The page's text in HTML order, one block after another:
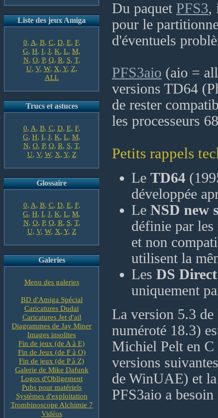
Liste des jeux Amiga
0, A, B, C, D, E, F,
G, H, I, J, K, L, M,
N, O, P, Q, R, S, T,
U, V, W, X, Y, Z,
ALL
Trucs et astuces
0, A, B, C, D, E, F,
G, H, I, J, K, L, M,
N, O, P, Q, R, S, T,
U, V, W, X, Y, Z
Glossaire
0, A, B, C, D, E, F,
G, H, I, J, K, L, M,
N, O, P, Q, R, S, T,
U, V, W, X, Y, Z
Galeries
Menu des galeries
BD d'Amiga Spécial
Caricatures Dudai
Caricatures Jet d'ail
Diagrammes de Jay Miner
Images insolites
Fin de jeux (de A à E)
Fin de Jeux (de F à O)
Fin de jeux (de P à Z)
Galerie de Mike Dafunk
Logos d'Obligement
Pubs pour matériels
Systèmes d'exploitation
Trombinoscope Alchimie 7
Vidéos
Du paquet PFS3,
pour le
d'éventuels
PFS3aio (aio =
versions TD64
de rester
les processeurs
Petits rappels
Le TD64
développée
Le NSD new
définie par
et non
utilisent la
Les DS
uniquement
La version 5.3
numéroté 18.3)
Michiel Pelt en C
versions
de WinUAE) et
PFS3aio a